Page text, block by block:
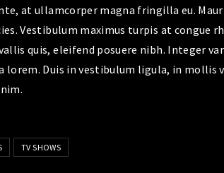
at ullamcorper magna fringilla eu.
Vestibulum maximus turpis at congue
quis, eleifend posuere nibh. Integer
lorem. Duis in vestibulum ligula, in mollis
TV SHOWS